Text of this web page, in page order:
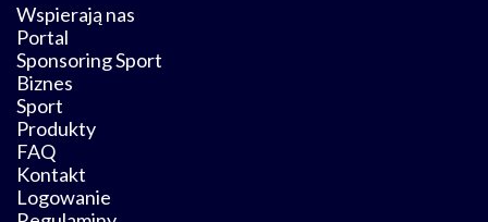
Wspierają nas
Portal
Sponsoring Sport
Biznes
Sport
Produkty
FAQ
Kontakt
Logowanie